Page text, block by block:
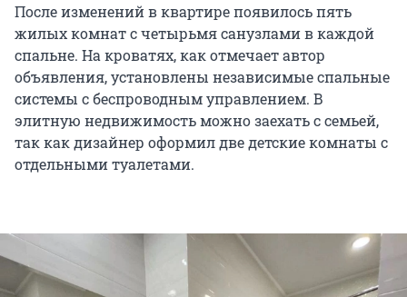
После изменений в квартире появилось пять
жилых комнат с четырьмя санузлами в каждой
спальне. На кроватях, как отмечает автор
объявления, установлены независимые спальные
системы с беспроводным управлением. В
элитную недвижимость можно заехать с семьей,
так как дизайнер оформил две детские комнаты с
отдельными туалетами.